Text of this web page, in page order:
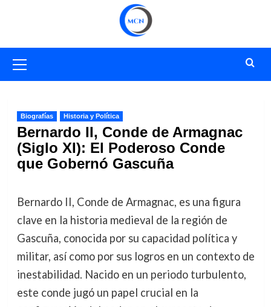
primario
Biografías Historia y Política
Bernardo II, Conde de Armagnac
(Siglo XI): El Poderoso Conde
que Gobernó Gascuña
Bernardo II, Conde de Armagnac, es una figura
clave en la historia medieval de la región de
Gascuña, conocida por su capacidad política y
militar, así como por sus logros en un contexto de
inestabilidad. Nacido en un periodo turbulento,
este conde jugó un papel crucial en la